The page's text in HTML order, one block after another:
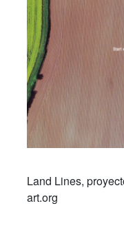
Land Lines,
art.org